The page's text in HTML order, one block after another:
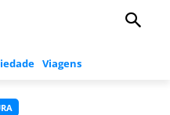
Viagens